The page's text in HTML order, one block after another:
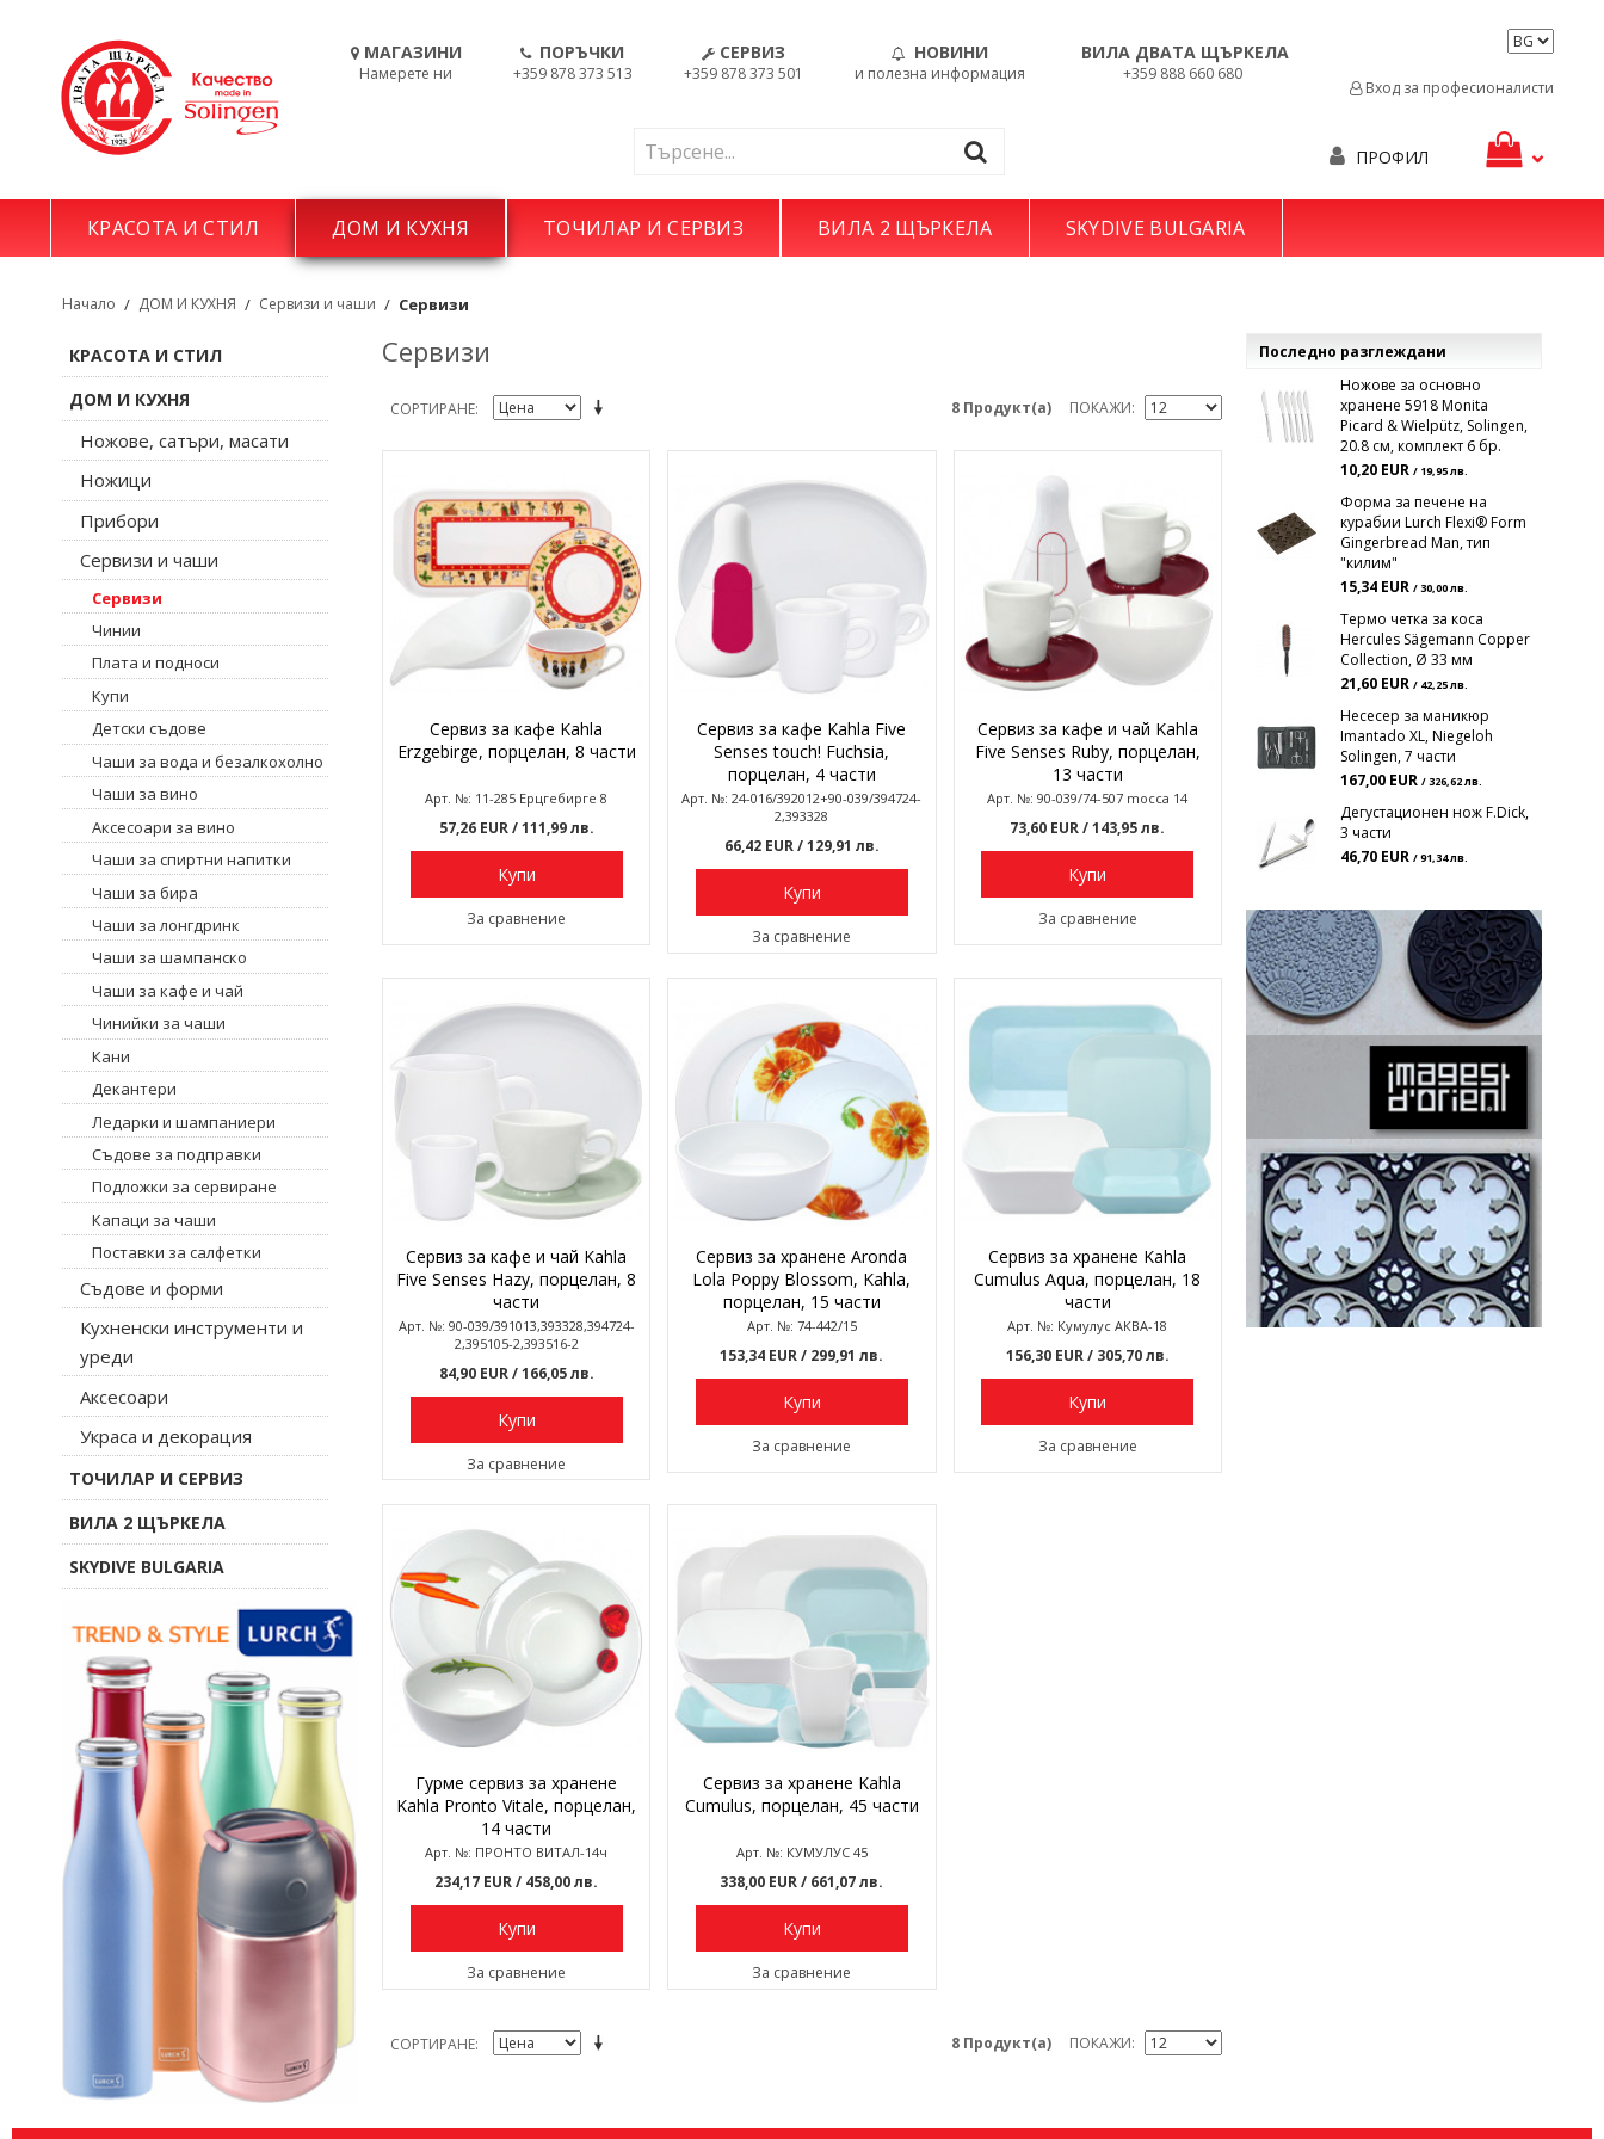
МАГАЗИНИ
Намерете ни
ПОРЪЧКИ
+359 878 373 513
СЕРВИЗ
+359 878 373 501
НОВИНИ
и полезна информация
ВИЛА ДВАТА ЩЪРКЕЛА
+359 888 660 680
Вход за професионалисти
ПРОФИЛ
КРАСОТА И СТИЛ ДОМ И КУХНЯ ТОЧИЛАР И СЕРВИЗ ВИЛА 2 ЩЪРКЕЛА SKYDIVE BULGARIA
Начало / ДОМ И КУХНЯ / Сервизи и чаши / Сервизи
Сервизи
СОРТИРАНЕ 8 Продукт(а) ПОКАЖИ
Сервиз за кафе Kahla
Erzgebirge, порцелан, 8 части
Арт. №: 11-285 Ерцгебирге 8
57,26 EUR/ 111,99 лв.
Купи
За сравнение
Сервиз за кафе Kahla Five
Senses touch! Fuchsia,
порцелан, 4 части
Арт. №: 24-016/392012+90-039/394724-
2,393328
66,42 EUR/ 129,91 лв.
Купи
За сравнение
Сервиз за кафе и чай Kahla
Five Senses Ruby, порцелан,
13 части
Арт. №: 90-039/74-507 mocca 14
73,60 EUR/ 143,95 лв.
Купи
За сравнение
Сервиз за кафе и чай Kahla
Five Senses Hazy, порцелан, 8
части
Арт. №: 90-039/391013,393328,394724-
2,395105-2,393516-2
84,90 EUR/ 166,05 лв.
Купи
За сравнение
Сервиз за хранене Aronda
Lola Poppy Blossom, Kahla,
порцелан, 15 части
Арт. №: 74-442/15
153,34 EUR/ 299,91 лв.
Купи
За сравнение
Сервиз за хранене Kahla
Cumulus Aqua, порцелан, 18
части
Арт. №: Кумулус АКВА-18
156,30 EUR/ 305,70 лв.
Купи
За сравнение
Гурме сервиз за хранене
Kahla Pronto Vitale, порцелан,
14 части
Арт. №: ПРОНТО ВИТАЛ-14ч
234,17 EUR/ 458,00 лв.
Купи
За сравнение
Сервиз за хранене Kahla
Cumulus, порцелан, 45 части
Арт. №: КУМУЛУС 45
338,00 EUR/ 661,07 лв.
Купи
За сравнение
СОРТИРАНЕ 8 Продукт(а) ПОКАЖИ
КРАСОТА И СТИЛ
ДОМ И КУХНЯ
Ножове, сатъри, масати
Ножици
Прибори
Сервизи и чаши
Сервизи
Чинии
Плата и подноси
Купи
Детски съдове
Чаши за вода и безалкохолно
Чаши за вино
Аксесоари за вино
Чаши за спиртни напитки
Чаши за бира
Чаши за лонгдринк
Чаши за шампанско
Чаши за кафе и чай
Чинийки за чаши
Кани
Декантери
Ледарки и шампаниери
Съдове за подправки
Подложки за сервиране
Капаци за чаши
Поставки за салфетки
Съдове и форми
Кухненски инструменти и
уреди
Аксесоари
Украса и декорация
ТОЧИЛАР И СЕРВИЗ
ВИЛА 2 ЩЪРКЕЛА
SKYDIVE BULGARIA
Последно разглеждани
Ножове за основно
хранене 5918 Monita
Picard & Wielpütz, Solingen,
20.8 см, комплект 6 бр.
10,20 EUR / 19,95 лв.
Форма за печене на
курабии Lurch Flexi® Form
Gingerbread Man, тип
"килим"
15,34 EUR / 30,00 лв.
Термо четка за коса
Hercules Sägemann Copper
Collection, Ø 33 мм
21,60 EUR / 42,25 лв.
Несесер за маникюр
Imantado XL, Niegeloh
Solingen, 7 части
167,00 EUR / 326,62 лв.
Дегустационен нож F.Dick,
3 части
46,70 EUR / 91,34 лв.